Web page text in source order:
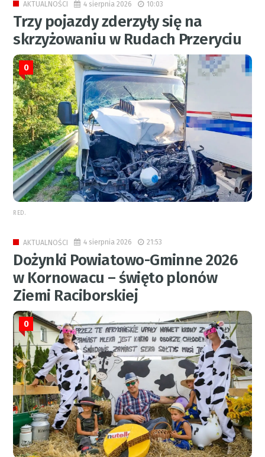
AKTUALNOŚCI 4 sierpnia 2026 10:03
Trzy pojazdy zderzyły się na
skrzyżowaniu w Rudach Przeryciu
0
RED.
AKTUALNOŚCI 4 sierpnia 2026 21:53
Dożynki Powiatowo-Gminne 2026
w Kornowacu – święto plonów
Ziemi Raciborskiej
0